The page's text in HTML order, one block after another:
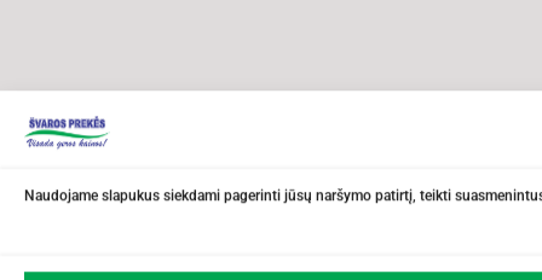
Naudojame slapukus siekdami pagerinti jūsų naršymo patirtį, teikti